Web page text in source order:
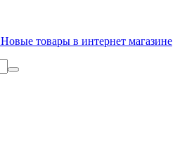
Новые товары в интернет магазине